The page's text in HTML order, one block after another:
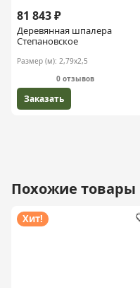
81 843 ₽
Деревянная шпалера
Степановское
Размер (м): 2,79х2,5
0 отзывов
Заказать
Похожие товары
Хит!